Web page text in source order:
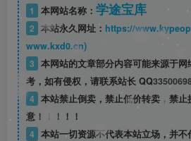
1 本网站名称： 学途宝库
2 本站永久网址： https://
www.kxd0.cn)
3 本网站的文章部分内容可能来源于
考，如有侵权，请联系站长 QQ
4 本站禁止倒卖，禁止低价转卖，禁
意！！！！！
4 本站一切资源不代表本站立场，并